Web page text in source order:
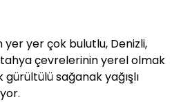
yer yer çok bulutlu, Denizli,
çevrelerinin yerel olmak
sağanak yağışlı